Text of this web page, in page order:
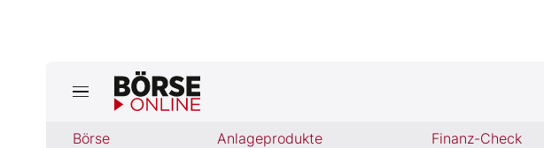
Börse Anlageprodukte Finanz-Check
Jetzt aktuelle Ausgabe BÖRSE ONLINE lesen